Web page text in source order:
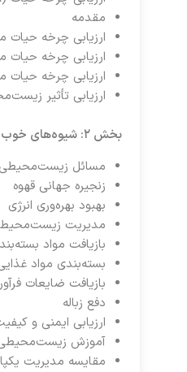
مقدمه
ارزیابی چرخه
ارزیابی چرخه حیات
ارزیابی چرخه
ارزیابی تأثیر
بخش ۲: شیوه‌های خوب
مسائل زیست‌محیطی
زنجیره جهانی قهوه
بهبود بهره‌وری انرژی
مدیریت
بازیافت مواد
بسته‌بندی مواد
بازیافت ضایعات
دفع زباله
ارزیابی ایمنی و
آموزش
مقایسه مدیریت